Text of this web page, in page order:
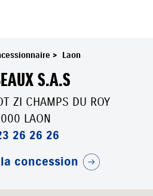
> Laon
S.A.S
ZI CHAMPS DU ROY
LAON
26 26 26
concession